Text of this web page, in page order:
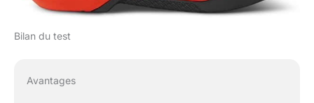
Bilan du test
Avantages